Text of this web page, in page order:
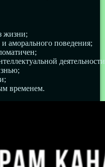
жизни;
аморального поведения;
временем.